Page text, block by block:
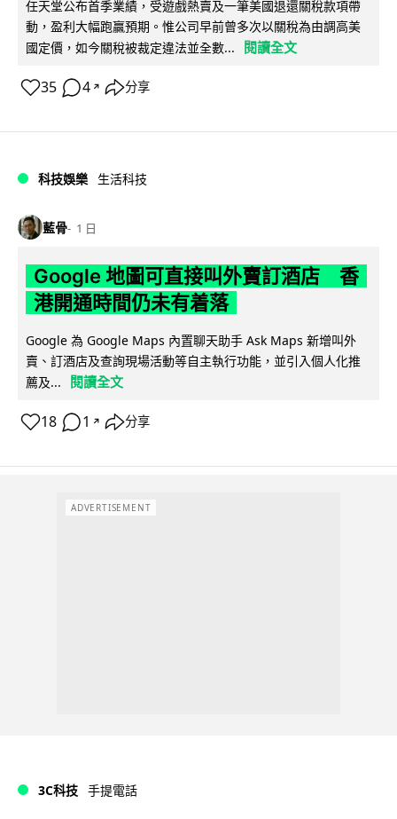
任天堂公布首季業績，受遊戲熱賣及一筆美國退還關稅款項帶
動，盈利大幅跑贏預期。惟公司早前曾多次以關稅為由調高美
國定價，如今關稅被裁定違法並全數...
閱讀全文
35 4 ↗ 分享
科技娛樂 生活科技
藍骨 1 日
Google 地圖可直接叫外賣訂酒店 香
港開通時間仍未有着落
Google 為 Google Maps 內置聊天助手 Ask Maps 新增叫外
賣、訂酒店及查詢現場活動等自主執行功能，並引入個人化推
薦及...
閱讀全文
18 1 ↗ 分享
ADVERTISEMENT
3C科技 手提電話